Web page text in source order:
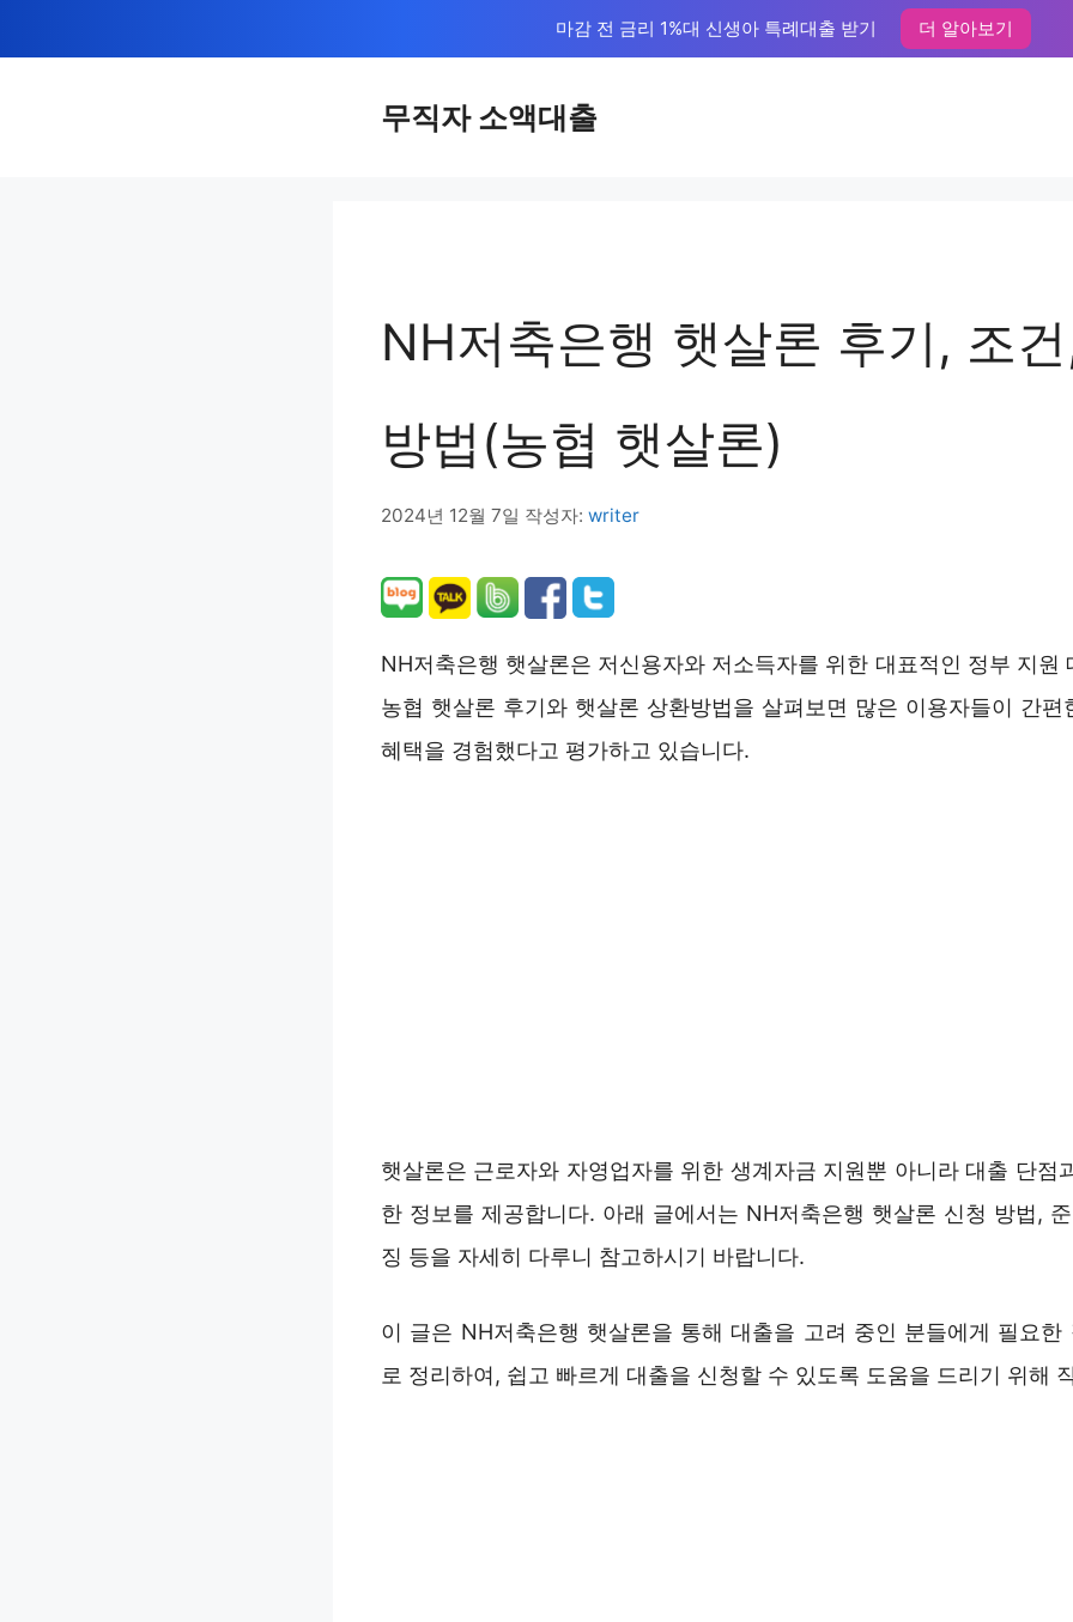
텐
마감 전 금리 1%대 신생아 특례대출 받기 더 알아보기
무직자 소액대출
NH저축은행 햇살론 후기, 조
방법(농협 햇살론)
2024년 12월 7일 작성자: writer
NH저축은행 햇살론은 저신용자와 저소득자를 위한 대표적인 정부 지원
농협 햇살론 후기와 햇살론 상환방법을 살펴보면 많은 이용자들이 간편
혜택을 경험했다고 평가하고 있습니다.
햇살론은 근로자와 자영업자를 위한 생계자금 지원뿐 아니라 대출 단점
한 정보를 제공합니다. 아래 글에서는 NH저축은행 햇살론 신청 방법,
징 등을 자세히 다루니 참고하시기 바랍니다.
이 글은 NH저축은행 햇살론을 통해 대출을 고려 중인 분들에게 필요한
로 정리하여, 쉽고 빠르게 대출을 신청할 수 있도록 도움을 드리기 위해